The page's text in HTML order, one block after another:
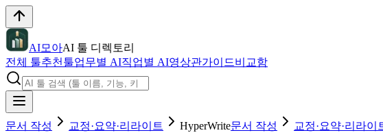
AI모아AI 툴 디렉토리
전체 툴추천툴업무별 AI직업별 AI영상관가이드비교함
문서 작성 교정·요약·리라이트 HyperWrite문서 작성 교정·요약·리라이